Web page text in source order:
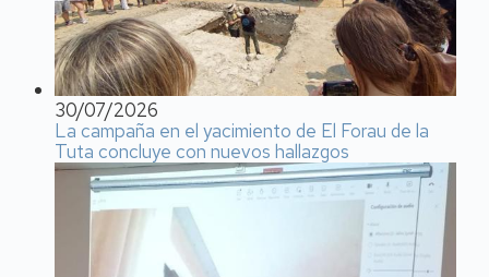
30/07/2026
La campaña en el yacimiento de El Forau de la
Tuta concluye con nuevos hallazgos